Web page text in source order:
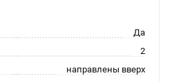
Да
2
направлены вверх